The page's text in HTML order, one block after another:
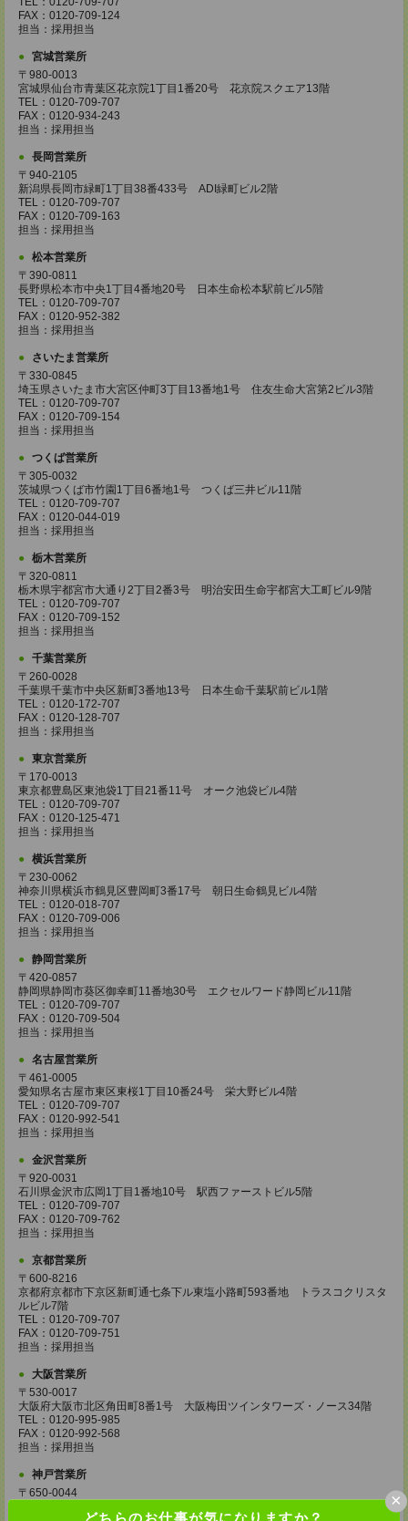
どちらのお仕事が気になりますか？
×
FAX：0120-709-124
担当：採用担当
宮城営業所
〒980-0013
宮城県仙台市青葉区花京院1丁目1番20号 花京院スクエア13階
TEL：0120-709-707
FAX：0120-934-243
担当：採用担当
長岡営業所
〒940-2105
新潟県長岡市緑町1丁目38番433号 ADI緑町ビル2階
TEL：0120-709-707
FAX：0120-709-163
担当：採用担当
松本営業所
〒390-0811
長野県松本市中央1丁目4番地20号 日本生命松本駅前ビル5階
TEL：0120-709-707
FAX：0120-952-382
担当：採用担当
さいたま営業所
〒330-0845
埼玉県さいたま市大宮区仲町3丁目13番地1号 住友生命大宮第2ビル3階
TEL：0120-709-707
FAX：0120-709-154
担当：採用担当
つくば営業所
〒305-0032
茨城県つくば市竹園1丁目6番地1号 つくば三井ビル11階
TEL：0120-709-707
FAX：0120-044-019
担当：採用担当
栃木営業所
〒320-0811
栃木県宇都宮市大通り2丁目2番3号 明治安田生命宇都宮大工町ビル9階
TEL：0120-709-707
FAX：0120-709-152
担当：採用担当
千葉営業所
〒260-0028
千葉県千葉市中央区新町3番地13号 日本生命千葉駅前ビル1階
TEL：0120-172-707
FAX：0120-128-707
担当：採用担当
東京営業所
〒170-0013
東京都豊島区東池袋1丁目21番11号 オーク池袋ビル4階
TEL：0120-709-707
FAX：0120-125-471
担当：採用担当
横浜営業所
〒230-0062
神奈川県横浜市鶴見区豊岡町3番17号 朝日生命鶴見ビル4階
TEL：0120-018-707
FAX：0120-709-006
担当：採用担当
静岡営業所
〒420-0857
静岡県静岡市葵区御幸町11番地30号 エクセルワード静岡ビル11階
TEL：0120-709-707
FAX：0120-709-504
担当：採用担当
名古屋営業所
〒461-0005
愛知県名古屋市東区東桜1丁目10番24号 栄大野ビル4階
TEL：0120-709-707
FAX：0120-992-541
担当：採用担当
金沢営業所
〒920-0031
石川県金沢市広岡1丁目1番地10号 駅西ファーストビル5階
TEL：0120-709-707
FAX：0120-709-762
担当：採用担当
京都営業所
〒600-8216
京都府京都市下京区新町通七条下ル東塩小路町593番地 トラスコクリスタ
ルビル7階
TEL：0120-709-707
FAX：0120-709-751
担当：採用担当
大阪営業所
〒530-0017
大阪府大阪市北区角田町8番1号 大阪梅田ツインタワーズ・ノース34階
TEL：0120-995-985
FAX：0120-992-568
担当：採用担当
神戸営業所
〒650-0044
兵庫県神戸市中央区東川崎町1丁目3番3号 神戸ハーバーランドセンタービ